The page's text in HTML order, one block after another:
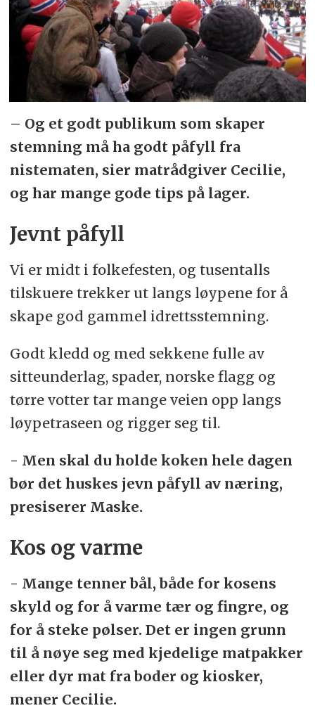
– Og et godt publikum som skaper
stemning må ha godt påfyll fra
nistematen, sier matrådgiver Cecilie,
og har mange gode tips på lager.
Jevnt påfyll
Vi er midt i folkefesten, og tusentalls
tilskuere trekker ut langs løypene for å
skape god gammel idrettsstemning.
Godt kledd og med sekkene fulle av
sitteunderlag, spader, norske flagg og
tørre votter tar mange veien opp langs
løypetraseen og rigger seg til.
- Men skal du holde koken hele dagen
bør det huskes jevn påfyll av næring,
presiserer Maske.
Kos og varme
- Mange tenner bål, både for kosens
skyld og for å varme tær og fingre, og
for å steke pølser. Det er ingen grunn
til å nøye seg med kjedelige matpakker
eller dyr mat fra boder og kiosker,
mener Cecilie.